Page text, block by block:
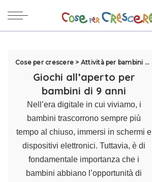
Cose per crescere > Attività per bambini
Giochi all’aperto per
bambini di 9 anni
Nell’era digitale in cui viviamo, i
bambini trascorrono sempre più
tempo al chiuso, immersi in schermi e
dispositivi elettronici. Tuttavia, è di
fondamentale importanza che i
bambini abbiano l’opportunità di